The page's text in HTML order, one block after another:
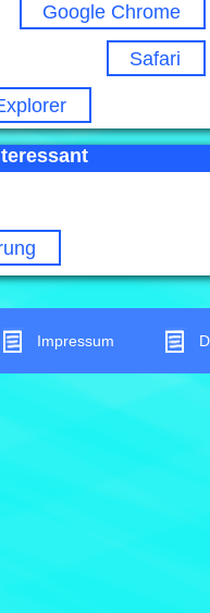
Google Chrome
Safari
Impressum